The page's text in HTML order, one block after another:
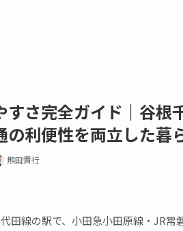
すさ完全ガイド｜谷根
の利便性を両立した暮
熊田貴行
田線の駅で、小田急小田原線・JR